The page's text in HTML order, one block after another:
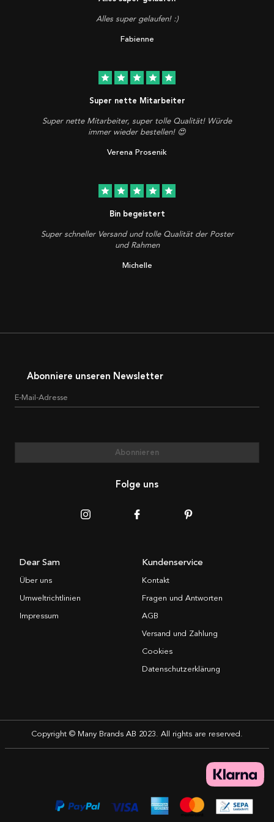
Alles super gelaufen! :)
Fabienne
star star star star star
Super nette Mitarbeiter
Super nette Mitarbeiter, super tolle Qualität! Würde
immer wieder bestellen! 😍
Verena Prosenik
star star star star star
Bin begeistert
Super schneller Versand und tolle Qualität der Poster
und Rahmen
Michelle
Abonniere unseren Newsletter
E-Mail-Adresse
Abonnieren
Folge uns
Dear Sam
Über uns
Umweltrichtlinien
Impressum
Kundenservice
Kontakt
Fragen und Antworten
AGB
Versand und Zahlung
Cookies
Datenschutzerklärung
Copyright © Many Brands AB 2023. All rights are reserved.